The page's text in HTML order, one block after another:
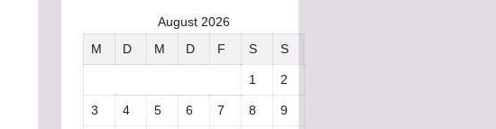
August 2026
M
D M D F S S
1 2
3 4 5 6 7 8 9